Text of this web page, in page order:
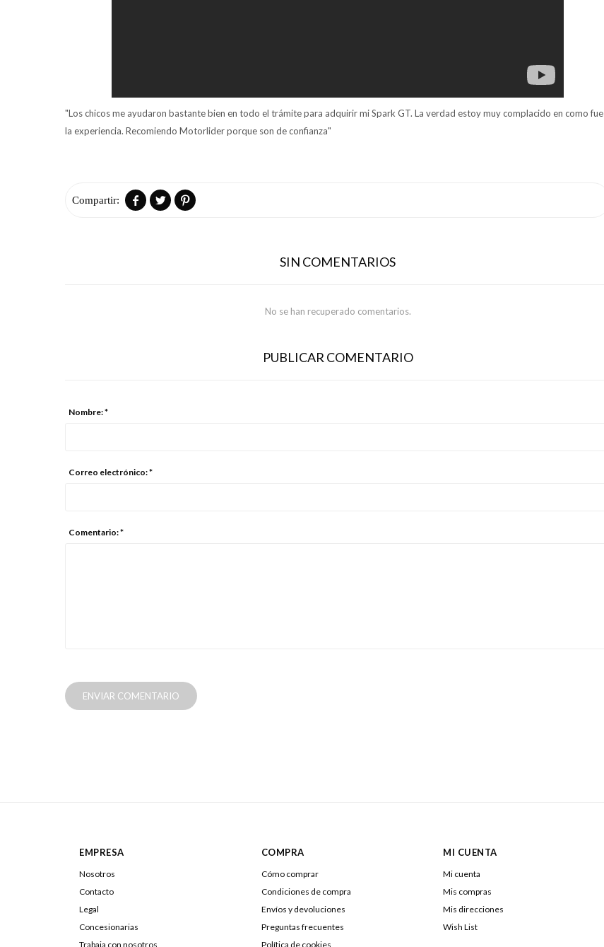
"Los chicos me ayudaron bastante bien en todo el trámite para adquirir mi Spark GT. La verdad estoy muy complacido en como fue
la experiencia. Recomiendo Motorlider porque son de confianza"
  
SIN COMENTARIOS
No se han recuperado comentarios.
PUBLICAR COMENTARIO
Nombre: *
Correo electrónico: *
Comentario: *
ENVIAR COMENTARIO
EMPRESA
Nosotros
Contacto
Legal
Concesionarias
Trabaja con nosotros
COMPRA
Cómo comprar
Condiciones de compra
Envíos y devoluciones
Preguntas frecuentes
Política de cookies
MI CUENTA
Mi cuenta
Mis compras
Mis direcciones
Wish List